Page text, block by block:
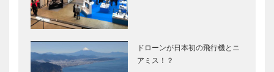
ドローンが日本初の飛行機とニ
アミス！？